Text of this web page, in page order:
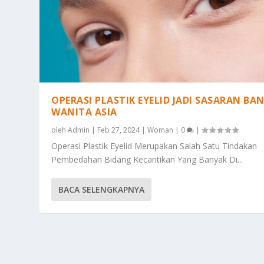
OPERASI PLASTIK EYELID JADI SASARAN
WANITA ASIA
olehAdmin | Feb 27, 2024|Woman | 0 |
Operasi Plastik Eyelid Merupakan Salah Satu Tindakan
Pembedahan Bidang Kecantikan Yang Banyak Di...
BACA SELENGKAPNYA